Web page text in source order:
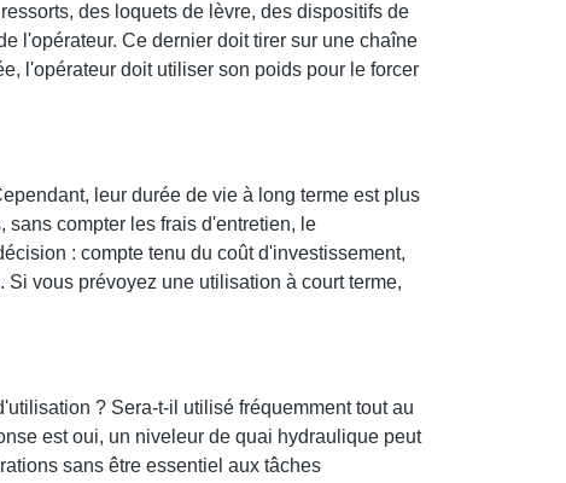
des loquets de lèvre, des dispositifs de
l'opérateur. Ce dernier doit tirer sur une chaîne
l'opérateur doit utiliser son poids pour le forcer
leur durée de vie à long terme est plus
sans compter les frais d'entretien, le
: compte tenu du coût d'investissement,
vous prévoyez une utilisation à court terme,
? Sera-t-il utilisé fréquemment tout au
est oui, un niveleur de quai hydraulique peut
sans être essentiel aux tâches